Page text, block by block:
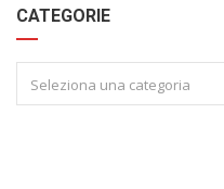
CATEGORIE
Seleziona una categoria